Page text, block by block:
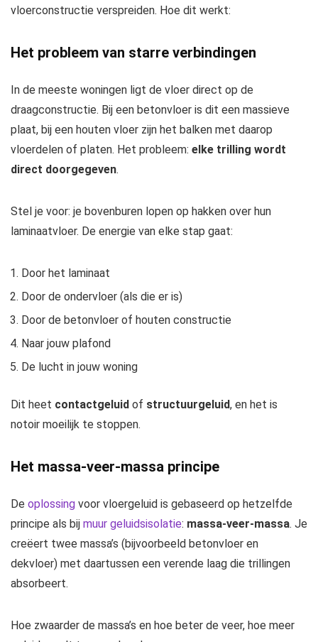
vloerconstructie verspreiden. Hoe dit werkt:
Het probleem van starre verbindingen
In de meeste woningen ligt de vloer direct op de
draagconstructie. Bij een betonvloer is dit een massieve
plaat, bij een houten vloer zijn het balken met daarop
vloerdelen of platen. Het probleem: elke trilling wordt
direct doorgegeven.
Stel je voor: je bovenburen lopen op hakken over hun
laminaatvloer. De energie van elke stap gaat:
Door het laminaat
Door de ondervloer (als die er is)
Door de betonvloer of houten constructie
Naar jouw plafond
De lucht in jouw woning
Dit heet contactgeluid of structuurgeluid, en het is
notoir moeilijk te stoppen.
Het massa-veer-massa principe
De oplossing voor vloergeluid is gebaseerd op hetzelfde
principe als bij muur geluidsisolatie: massa-veer-massa. Je
creëert twee massa’s (bijvoorbeeld betonvloer en
dekvloer) met daartussen een verende laag die trillingen
absorbeert.
Hoe zwaarder de massa’s en hoe beter de veer, hoe meer